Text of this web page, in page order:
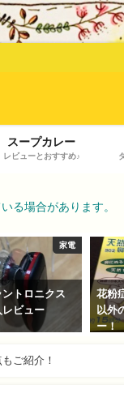
スープカレー
レビューとおすすめ♪
る場合があります。
家電
トロニクス
レビュー
花粉
以外
ー！
ご紹介！